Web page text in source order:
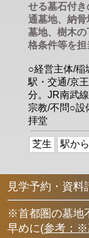
せる墓石付
通墓地、納
墓地、樹木
格条件等を担
○経営主体/稲
駅・交通/京
分。JR南武
宗教/不問○設
拝堂
芝生 駅か
見学予約・資料
※首都圏の墓地
早めに(参考：※